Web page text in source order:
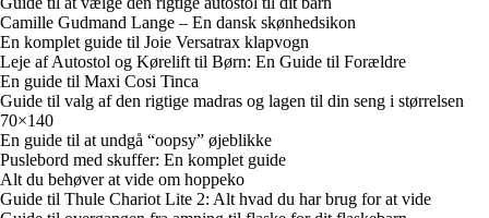
Camille Gudmand Lange – En dansk skønhedsikon
En komplet guide til Joie Versatrax klapvogn
Leje af Autostol og Kørelift til Børn: En Guide til Forældre
En guide til Maxi Cosi Tinca
Guide til valg af den rigtige madras og lagen til din seng i størrelsen
70×140
En guide til at undgå “oopsy” øjeblikke
Puslebord med skuffer: En komplet guide
Alt du behøver at vide om hoppeko
Guide til Thule Chariot Lite 2: Alt hvad du har brug for at vide